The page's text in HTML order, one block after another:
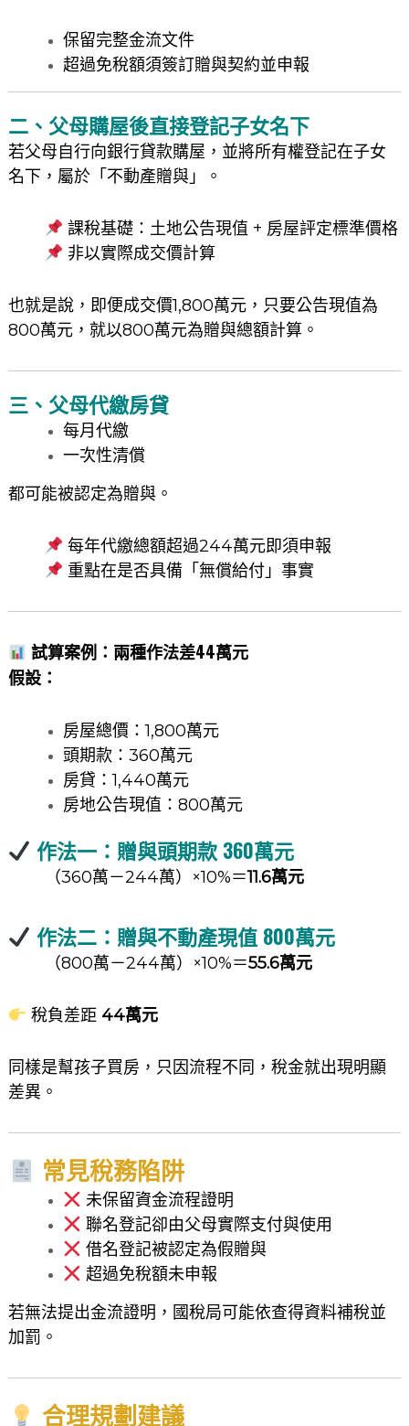
保留完整金流文件
超過免稅額須簽訂贈與契約並申報
二、父母購屋後直接登記子女名下
若父母自行向銀行貸款購屋，並將所有權登記在子女
名下，屬於「不動產贈與」。
課稅基礎：土地公告現值 + 房屋評定標準價格
非以實際成交價計算
也就是說，即便成交價1,800萬元，只要公告現值為
800萬元，就以800萬元為贈與總額計算。
三、父母代繳房貸
每月代繳
一次性清償
都可能被認定為贈與。
每年代繳總額超過244萬元即須申報
重點在是否具備「無償給付」事實
試算案例：兩種作法差44萬元
假設：
房屋總價：1,800萬元
頭期款：360萬元
房貸：1,440萬元
房地公告現值：800萬元
作法一：贈與頭期款 360萬元
（360萬－244萬）×10%＝11.6萬元
作法二：贈與不動產現值 800萬元
（800萬－244萬）×10%＝55.6萬元
稅負差距 44萬元
同樣是幫孩子買房，只因流程不同，稅金就出現明顯
差異。
常見稅務陷阱
未保留資金流程證明
聯名登記卻由父母實際支付與使用
借名登記被認定為假贈與
超過免稅額未申報
若無法提出金流證明，國稅局可能依查得資料補稅並
加罰。
合理規劃建議